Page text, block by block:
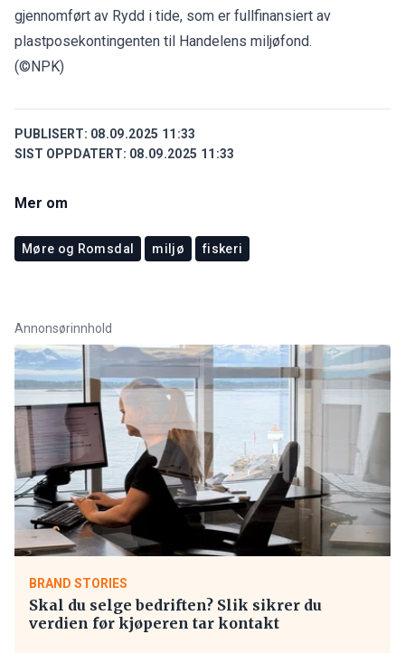
gjennomført av Rydd i tide, som er fullfinansiert av
plastposekontingenten til Handelens miljøfond.
(©NPK)
PUBLISERT: 08.09.2025 11:33
SIST OPPDATERT: 08.09.2025 11:33
Mer om
Møre og Romsdal miljø fiskeri
Annonsørinnhold
BRAND STORIES
Skal du selge bedriften? Slik sikrer du
verdien før kjøperen tar kontakt